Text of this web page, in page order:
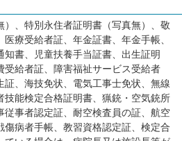
、特別永住者証明書（写真無）、敬
療受給者証、年金証書、年金手帳、
書、児童扶養手当証書、出生証明
給者証、障害福祉サービス受給者
、海技免状、電気工事士免状、無線
能検定合格証明書、猟銃・空気銃所
事者認定証、耐空検査員の証、航空
病者手帳、教習資格認定証、検定合